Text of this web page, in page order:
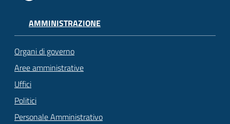
AMMINISTRAZIONE
Organi di governo
Aree amministrative
Uffici
Politici
Personale Amministrativo